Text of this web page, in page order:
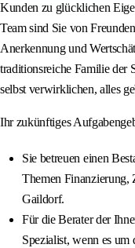
Kunden zu glücklichen
Team sind Sie von
Anerkennung und
traditionsreiche Familie der
selbst verwirklichen, alles
Ihr zukünftiges
Sie betreuen einen
Themen Finanzierung,
Gaildorf.
Für die Berater der
Spezialist, wenn es um